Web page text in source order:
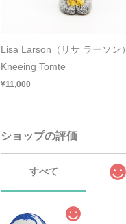
Lisa Larson（リサ ラーソン）
Kneeing Tomte
¥11,000
ショップの評価
すべて